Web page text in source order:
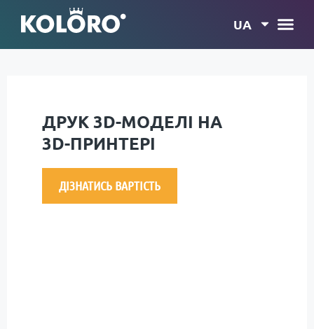
UA
ДРУК 3D-МОДЕЛІ НА
3D-ПРИНТЕРІ
ДІЗНАТИСЬ ВАРТІСТЬ